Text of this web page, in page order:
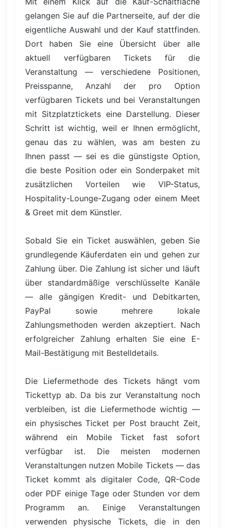
gelangen Sie auf die Partnerseite, auf der die
eigentliche Auswahl und der Kauf stattfinden.
Dort haben Sie eine Übersicht über alle
aktuell verfügbaren Tickets für die
Veranstaltung — verschiedene Positionen,
Preisspanne, Anzahl der pro Option
verfügbaren Tickets und bei Veranstaltungen
mit Sitzplatztickets eine Darstellung. Dieser
Schritt ist wichtig, weil er Ihnen ermöglicht,
genau das zu wählen, was am besten zu
Ihnen passt — sei es die günstigste Option,
die beste Position oder ein Sonderpaket mit
zusätzlichen Vorteilen wie VIP-Status,
Hospitality-Lounge-Zugang oder einem Meet
& Greet mit dem Künstler.
Sobald Sie ein Ticket auswählen, geben Sie
grundlegende Käuferdaten ein und gehen zur
Zahlung über. Die Zahlung ist sicher und läuft
über standardmäßige verschlüsselte Kanäle
— alle gängigen Kredit- und Debitkarten,
PayPal sowie mehrere lokale
Zahlungsmethoden werden akzeptiert. Nach
erfolgreicher Zahlung erhalten Sie eine E-
Mail-Bestätigung mit Bestelldetails.
Die Liefermethode des Tickets hängt vom
Tickettyp ab. Da bis zur Veranstaltung noch
verbleiben, ist die Liefermethode wichtig —
ein physisches Ticket per Post braucht Zeit,
während ein Mobile Ticket fast sofort
verfügbar ist. Die meisten modernen
Veranstaltungen nutzen Mobile Tickets — das
Ticket kommt als digitaler Code, QR-Code
oder PDF einige Tage oder Stunden vor dem
Programm an. Einige Veranstaltungen
verwenden physische Tickets, die in den